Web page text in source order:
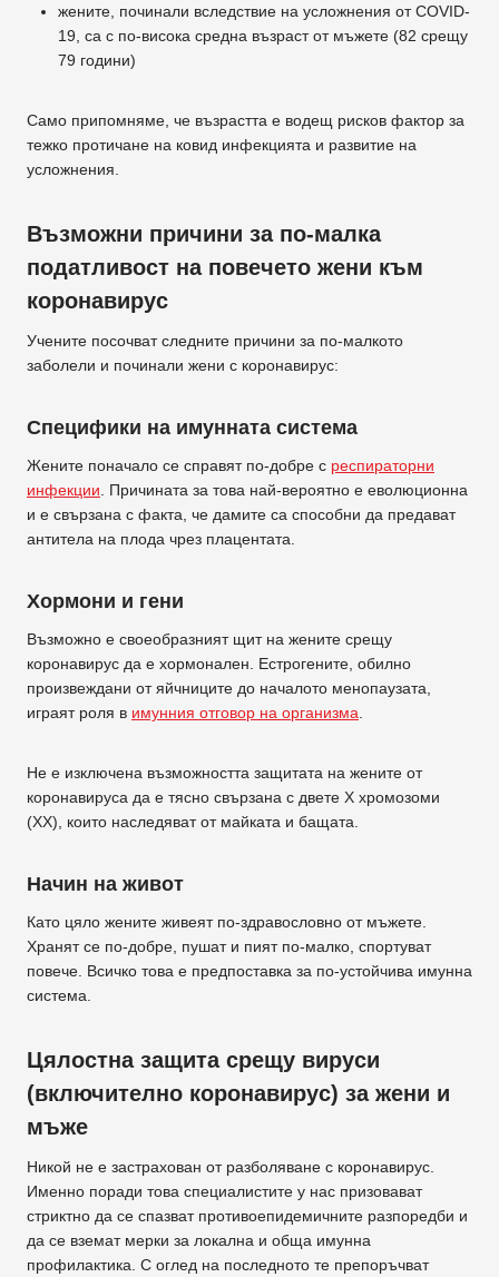
жените, починали вследствие на усложнения от COVID-
19, са с по-висока средна възраст от мъжете (82 срещу
79 години)
Само припомняме, че възрастта е водещ рисков фактор за
тежко протичане на ковид инфекцията и развитие на
усложнения.
Възможни причини за по-малка
податливост на повечето жени към
коронавирус
Учените посочват следните причини за по-малкото
заболели и починали жени с коронавирус:
Специфики на имунната система
Жените поначало се справят по-добре с респираторни
инфекции . Причината за това най-вероятно е еволюционна
и е свързана с факта, че дамите са способни да предават
антитела на плода чрез плацентата.
Хормони и гени
Възможно е своеобразният щит на жените срещу
коронавирус да е хормонален. Естрогените, обилно
произвеждани от яйчниците до началото менопаузата,
играят роля в имунния отговор на организма
Не е изключена възможността защитата на жените от
коронавируса да е тясно свързана с двете Х хромозоми
(ХХ), които наследяват от майката и бащата.
Начин на живот
Като цяло жените живеят по-здравословно от мъжете.
Хранят се по-добре, пушат и пият по-малко, спортуват
повече. Всичко това е предпоставка за по-устойчива имунна
система.
Цялостна защита срещу вируси
(включително коронавирус) за жени и
мъже
Никой не е застрахован от разболяване с коронавирус.
Именно поради това специалистите у нас призовават
стриктно да се спазват противоепидемичните разпоредби и
да се вземат мерки за локална и обща имунна
профилактика. С оглед на последното те препоръчват